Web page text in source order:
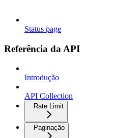
Status page
Referência da API
Introdução
API Collection
Rate Limit
Paginação